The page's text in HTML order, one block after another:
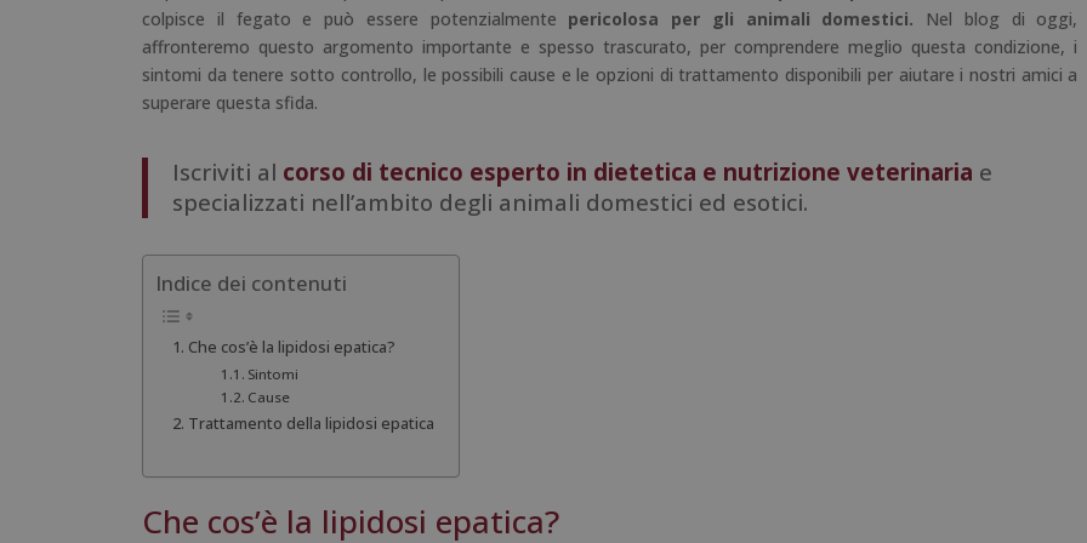
colpisce il fegato e può essere potenzialmente pericolosa per gli animali domestici. Nel blog di oggi,
affronteremo questo argomento importante e spesso trascurato, per comprendere meglio questa condizione, i
sintomi da tenere sotto controllo, le possibili cause e le opzioni di trattamento disponibili per aiutare i nostri amici a
superare questa sfida.
Iscriviti al corso di tecnico esperto in dietetica e nutrizione veterinaria e
specializzati nell’ambito degli animali domestici ed esotici.
Indice dei contenuti
Che cos’è la lipidosi epatica?
Sintomi
Cause
Trattamento della lipidosi epatica
Che cos’è la lipidosi epatica?